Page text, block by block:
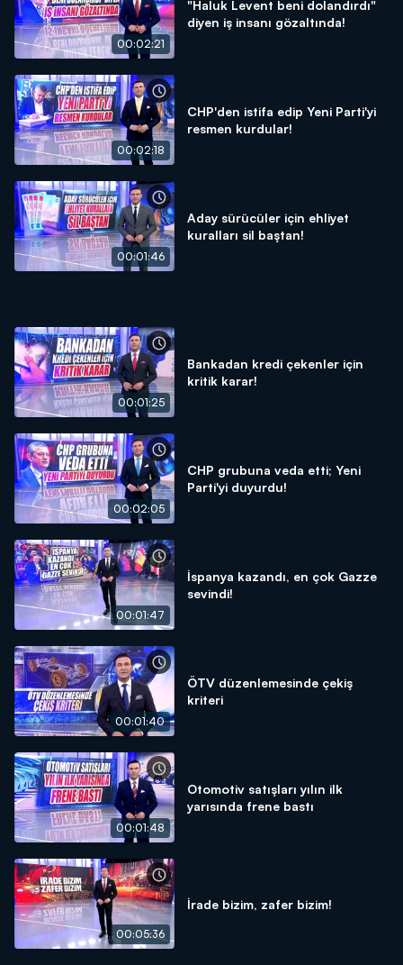
00:02:21
"Haluk Levent beni dolandırdı"
diyen iş insanı gözaltında!
00:02:18
CHP'den istifa edip Yeni Parti'yi
resmen kurdular!
00:01:46
Aday sürücüler için ehliyet
kuralları sil baştan!
00:01:25
Bankadan kredi çekenler için
kritik karar!
00:02:05
CHP grubuna veda etti; Yeni
Parti'yi duyurdu!
00:01:47
İspanya kazandı, en çok Gazze
sevindi!
00:01:40
ÖTV düzenlemesinde çekiş
kriteri
00:01:48
Otomotiv satışları yılın ilk
yarısında frene bastı
00:05:36
İrade bizim, zafer bizim!